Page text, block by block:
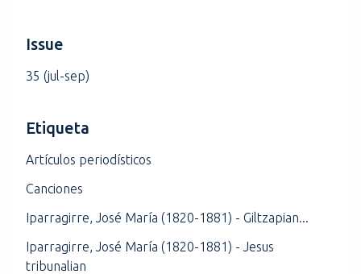
Issue
35 (jul-sep)
Etiqueta
Artículos periodísticos
Canciones
Iparragirre, José María (1820-1881) - Giltzapian...
Iparragirre, José María (1820-1881) - Jesus
tribunalian